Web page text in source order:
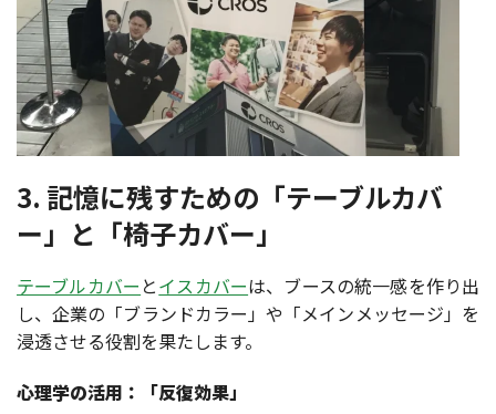
3. 記憶に残すための「テーブルカバ
ー」と「椅子カバー」
テーブルカバー とイスカバーは、ブースの統一感を作り出
し、企業の「ブランドカラー」や「メインメッセージ」を
浸透させる役割を果たします。
心理学の活用：「反復効果」